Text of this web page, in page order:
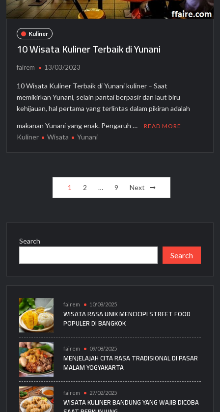
Kuliner
10 Wisata Kuliner Terbaik di Yunani
fairem 13/03/2023
10 Wisata Kuliner Terbaik di Yunani kuliner – Saat
memikirkan Yunani, selain pantai berpasir dan laut biru
kehijauan, hal pertama yang terlintas dalam pikiran adalah
makanan Yunani yang enak. Pengaruh … READ MORE
Kuliner Wisata Yunani
pagination1 2 … 9 Next
Search
Search
fairem 10/08/2025
WISATA RASA UNIK MENCICIPI STREET FOOD
POPULER DI BANGKOK
fairem 09/08/2025
MENJELAJAH CITA RASA TRADISIONAL DI PASAR
MALAM YOGYAKARTA
fairem 27/02/2025
WISATA KULINER BANDUNG YANG WAJIB DICOBA